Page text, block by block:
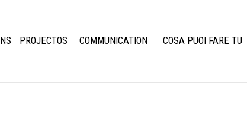
PROJECTOS COMMUNICATION COSA PUOI FARE TU